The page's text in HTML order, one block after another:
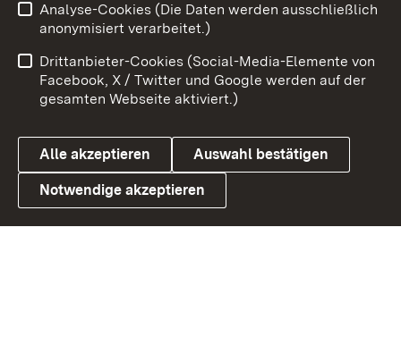
Link zum Landesportal
Benutzungshinweise
Barrierefreiheit
Datenschutz
Cookies
Analyse-Cookies (Die Daten werden ausschließlich
anonymisiert verarbeitet.)
Drittanbieter-Cookies (Social-Media-Elemente von
Facebook, X / Twitter und Google werden auf der
gesamten Webseite aktiviert.)
Alle akzeptieren Auswahl bestätigen
Notwendige akzeptieren